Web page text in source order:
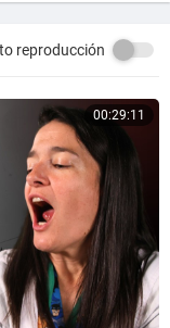
reproducción
00:29:11